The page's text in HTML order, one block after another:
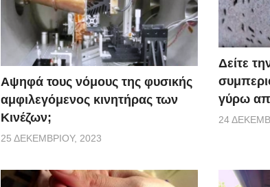
Αψηφά τους νόμους της φυσικής
αμφιλεγόμενος κινητήρας των
Κινέζων;
25 ΔΕΚΕΜΒΡΊΟΥ, 2023
Δείτε
γύρω
24